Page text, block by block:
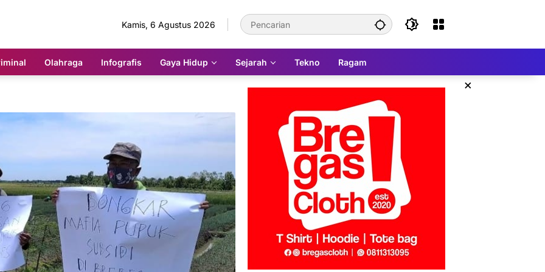
Kamis, 6 Agustus 2026
Olahraga Infografis Gaya Hidup Sejarah Tekno Ragam
×